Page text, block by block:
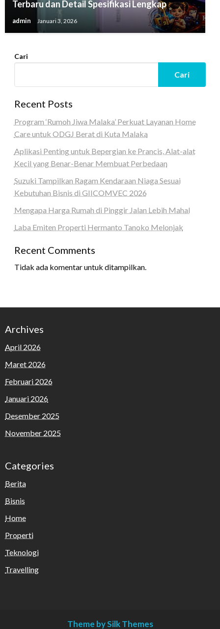
Terbaru dan Detail Spesifikasi Lengkap
admin Januari 3, 2026
Cari
Cari
Recent Posts
Program ‘Rumoh Jiwa Malaka’ Perkuat Layanan Home
Care untuk ODGJ Berat di Kuta Malaka
Aplikasi Penting untuk Bepergian ke Prancis, Alat-alat
Kecil yang Benar-Benar Membuat Perbedaan
Suzuki Tampilkan Ragam Kendaraan Niaga Sesuai
Kebutuhan Bisnis di GIICOMVEC 2026
Mengapa Harga Rumah di Pinggir Jalan Lebih Mahal
Laba Emiten Properti Hermanto Tanoko Melonjak
Recent Comments
Tidak ada komentar untuk ditampilkan.
Archives
April 2026
Maret 2026
Februari 2026
Januari 2026
Desember 2025
November 2025
Categories
Berita
Bisnis
Home
Properti
Teknologi
Travelling
Theme by Silk Themes